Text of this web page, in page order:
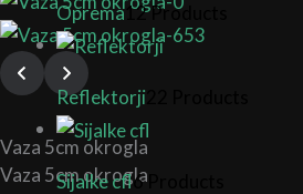
Oprema 12 Products
Reflektorji
Sijalke cfl6 Products
Vaza 5cm okrogla
Vaza 5cm okrogla